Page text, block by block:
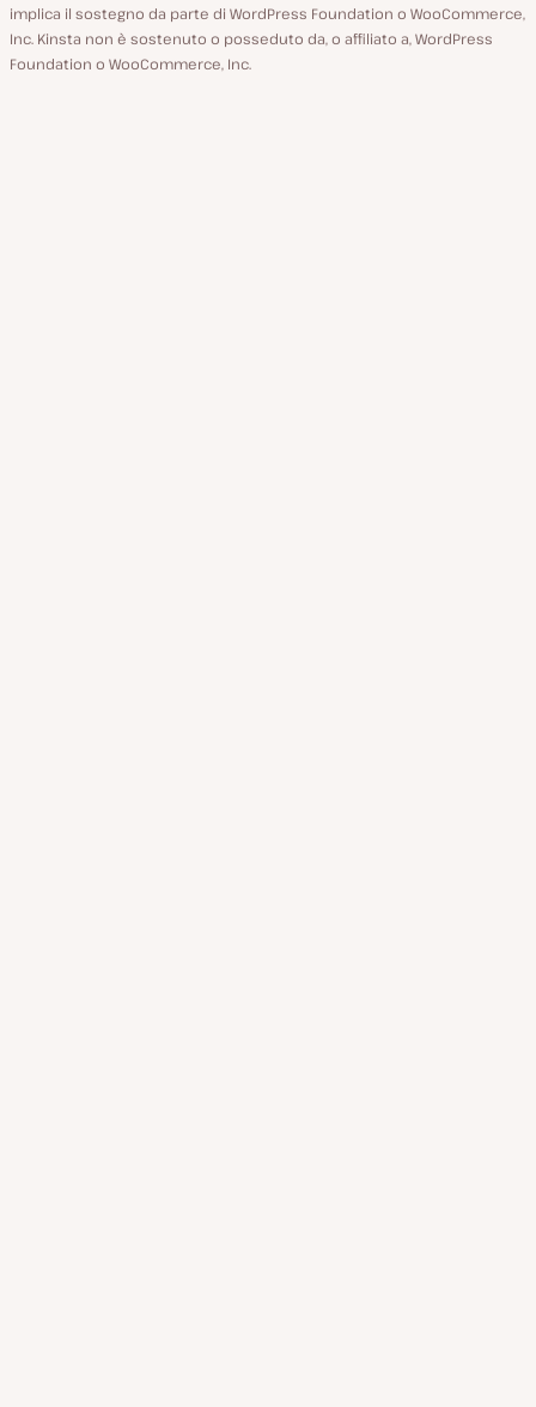
implica il sostegno da parte di WordPress Foundation o WooCommerce,
Inc. Kinsta non è sostenuto o posseduto da, o affiliato a, WordPress
Foundation o WooCommerce, Inc.